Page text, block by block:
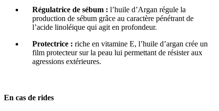
Régulatrice de sébum : l’huile d’Argan régule la
production de sébum grâce au caractère pénétrant de
l’acide linoléique qui agit en profondeur.
Protectrice : riche en vitamine E, l’huile d’argan crée un
film protecteur sur la peau lui permettant de résister aux
agressions extérieures.
En cas de rides